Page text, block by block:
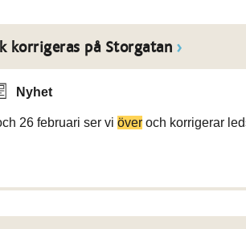
korrigeras på Storgatan
Nyhet
26 februari ser vi över och korrigerar